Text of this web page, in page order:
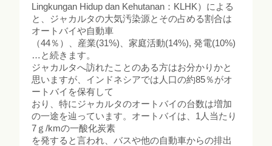
Lingkungan Hidup dan Kehutanan：KLHK）による
と、ジャカルタの大気汚染源とその占める割合は
オートバイや自動車
（44％）、産業(31%)、家庭活動(14%), 発電(10%)
…と続きます。
ジャカルタへ訪れたことのある方はお分かりかと
思いますが、インドネシアでは人口の約85％がオ
ートバイを保有して
おり、特にジャカルタのオートバイの台数は増加
の一途を辿っています。オートバイは、1人当たり
7ｇ/kmの一酸化炭素
を発すると言われ、バスや他の自動車からの排出